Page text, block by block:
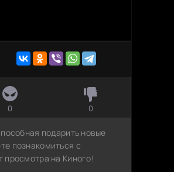
0 0
подарить новые
познакомиться с
просмотра на Киного!